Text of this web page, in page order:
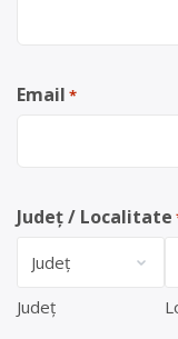
Email *
Județ / Localitate
Județ